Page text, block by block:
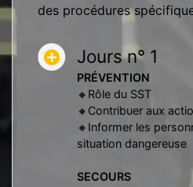
des procédures
Jours n° 1
PRÉVENTION
🔸Rôle du SST
🔸Contribuer aux
🔸Informer les
situation dangereuse
SECOURS